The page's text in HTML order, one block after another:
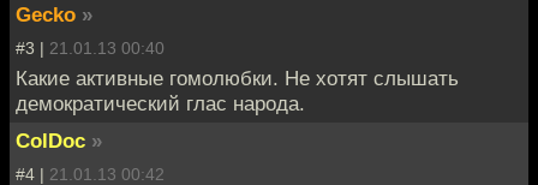
Gecko »
#3 | 21.01.13 00:40
Какие активные гомолюбки. Не хотят слышать
демократический глас народа.
ColDoc »
#4 | 21.01.13 00:42